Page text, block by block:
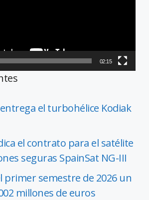
02:15
el turbohélice Kodiak
el contrato para el satélite
seguras SpainSat NG-III
primer semestre de 2026 un
millones de euros